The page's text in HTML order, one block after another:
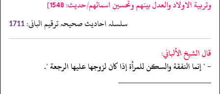
وتربية الاولاد والعدل بينهم وتحسين اسمائهم/حدیث: 1548]
سلسلہ احادیث صحیحہ ترقیم البانی: 1711
قال الشيخ الألباني:
- " إنما النفقة والسكن للمرأة إذا كان لزوجها عليها الرجعة ".
‏‏‏‏_____________________